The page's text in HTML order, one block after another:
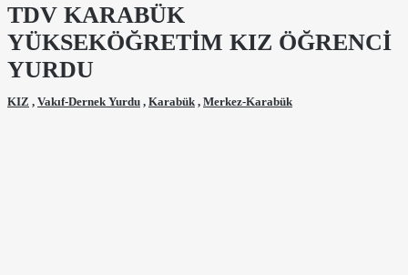
TDV KARABÜK
YÜKSEKÖĞRETİM KIZ ÖĞRENCİ
YURDU
KIZ , Vakıf-Dernek Yurdu , Karabük , Merkez-Karabük